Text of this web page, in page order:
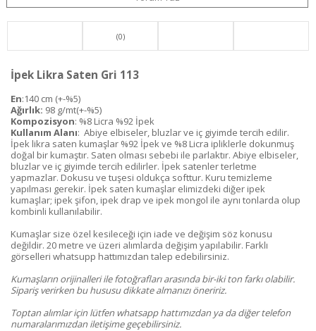
(0)
İpek Likra Saten Gri 113
En:140 cm (+-%5)
Ağırlık: 98 g/mt(+-%5)
Kompozisyon: %8 Licra %92 İpek
Kullanım Alanı: Abiye elbiseler, bluzlar ve iç giyimde tercih edilir.
İpek likra saten kumaşlar %92 İpek ve %8 Licra ipliklerle dokunmuş
doğal bir kumaştır. Saten olması sebebi ile parlaktır. Abiye elbiseler,
bluzlar ve iç giyimde tercih edilirler. İpek satenler terletme
yapmazlar. Dokusu ve tuşesi oldukça softtur. Kuru temizleme
yapılması gerekir. İpek saten kumaşlar elimizdeki diğer ipek
kumaşlar; ipek şifon, ipek drap ve ipek mongol ile aynı tonlarda olup
kombinli kullanılabilir.
Kumaşlar size özel kesileceği için iade ve değişim söz konusu
değildir. 20 metre ve üzeri alımlarda değişim yapılabilir. Farklı
görselleri whatsupp hattımızdan talep edebilirsiniz.
Kumaşların orijinalleri ile fotoğrafları arasında bir-iki ton farkı olabilir.
Sipariş verirken bu hususu dikkate almanızı öneririz.
Toptan alımlar için lütfen whatsapp hattımızdan ya da diğer telefon
numaralarımızdan iletişime geçebilirsiniz.